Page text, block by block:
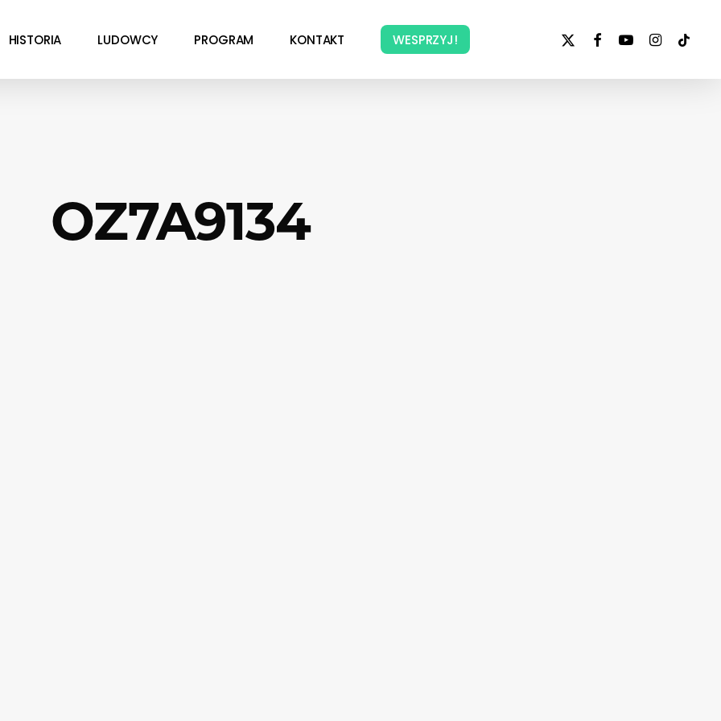
HISTORIA LUDOWCY PROGRAM KONTAKT WESPRZYJ!
x-
facebookyoutubeinstagram
tiktok
OZ7A9134